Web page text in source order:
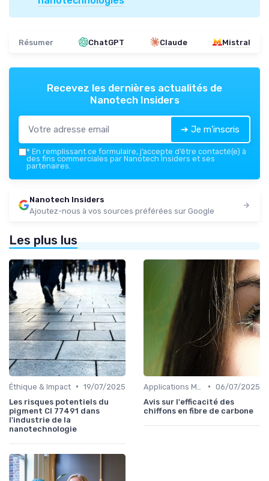
Résumer ChatGPT Claude Mistral
Recevez les dernières actualités de
Nanotech Insiders
➔ Je m'inscris
* En remplissant ce formulaire, j’accepte d’être contacté(e) à
des fins commerciales par Nanotech Insiders et ses
partenaires.
Nanotech Insiders
Ajoutez-nous à vos sources préférées sur Google
Les plus lus
Éthique & Impact • 19/07/2025
Les risques potentiels du
pigment CI 77491 dans
l'industrie de la
nanotechnologie
• 06/07/2025
Avis sur l'efficacité des
chiffons en fibre de carbone